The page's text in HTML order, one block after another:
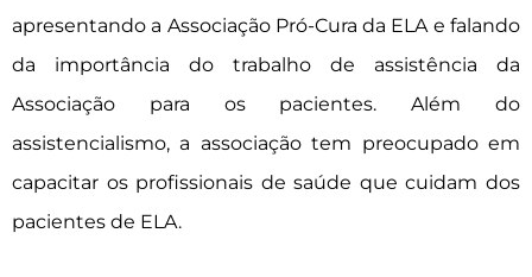
apresentando a Associação Pró-Cura da ELA e falando
da importância do trabalho de assistência da
Associação para os pacientes. Além do
assistencialismo, a associação tem preocupado em
capacitar os profissionais de saúde que cuidam dos
pacientes de ELA.